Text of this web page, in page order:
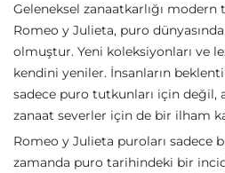
Geleneksel zanaatkarlığı
Romeo y Julieta, puro
olmuştur. Yeni koleksiyonları ve
kendini yeniler. İnsanların
sadece puro tutkunları için değil,
zanaat severler için de bir ilham
Romeo y Julieta puroları sadece
zamanda puro tarihindeki bir